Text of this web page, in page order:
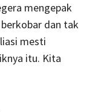
mengepak
dan tak
mesti
itu. Kita